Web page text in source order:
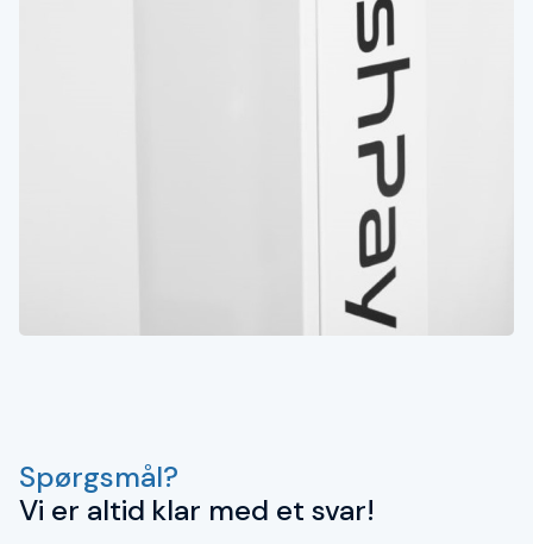
Spørgsmål?
Vi er altid klar med et svar!